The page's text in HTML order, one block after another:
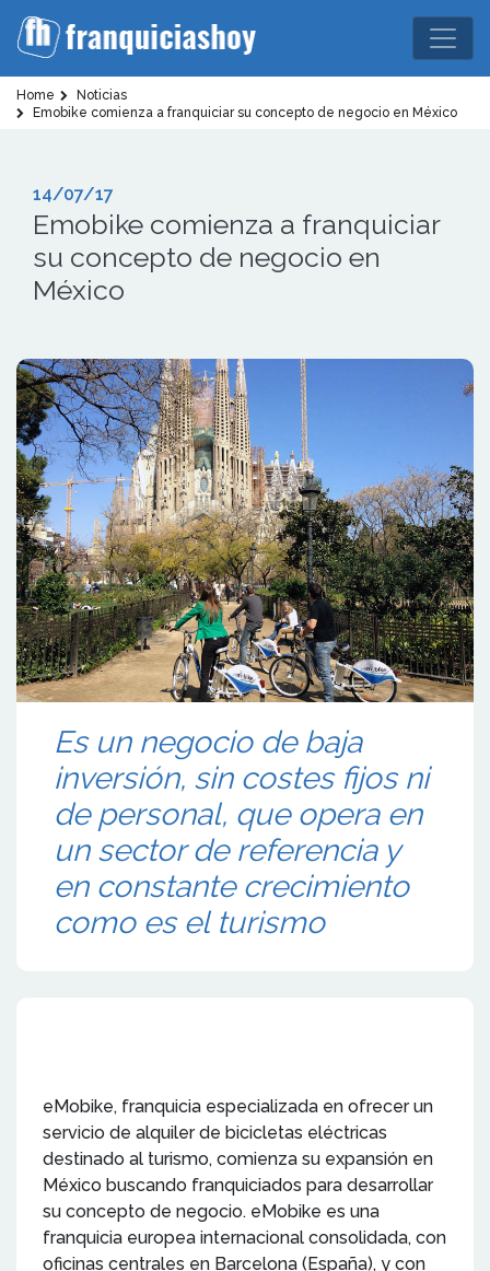
Home
Noticias
Emobike comienza a franquiciar su concepto de negocio en México
14/07/17
Emobike comienza a franquiciar
su concepto de negocio en
México
Es un negocio de baja
inversión, sin costes fijos ni
de personal, que opera en
un sector de referencia y
en constante crecimiento
como es el turismo
eMobike, franquicia especializada en ofrecer un
servicio de alquiler de bicicletas eléctricas
destinado al turismo, comienza su expansión en
México buscando franquiciados para desarrollar
su concepto de negocio. eMobike es una
franquicia europea internacional consolidada, con
oficinas centrales en Barcelona (España), y con